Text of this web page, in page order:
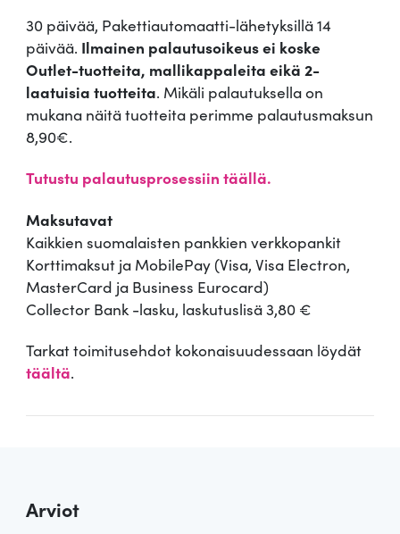
30 päivää, Pakettiautomaatti-lähetyksillä 14
päivää. Ilmainen palautusoikeus ei koske
Outlet-tuotteita, mallikappaleita eikä 2-
laatuisia tuotteita. Mikäli palautuksella on
mukana näitä tuotteita perimme palautusmaksun
8,90€.
Tutustu palautusprosessiin täällä.
Maksutavat
Kaikkien suomalaisten pankkien verkkopankit
Korttimaksut ja MobilePay (Visa, Visa Electron,
MasterCard ja Business Eurocard)
Collector Bank -lasku, laskutuslisä 3,80 €
Tarkat toimitusehdot kokonaisuudessaan löydät
täältä.
Arviot